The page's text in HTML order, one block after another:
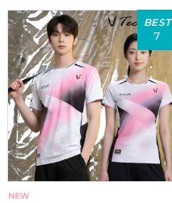
BEST
7